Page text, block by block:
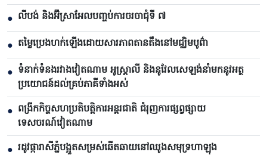
● លីបង់ និងអ៊ីស្រាអែលបញ្ចប់ការចរចាជុំទី ៧​
● តម្លៃប្រេងហក់ឡើងដោយសារភាពតានតឹងនៅមជ្ឈិមបូព៌ា
● ទំនាក់ទំនងរវាងវៀតណាម អូស្ត្រាលី និងនូវែលសេឡង់នាំមកនូវអត្ថ
ប្រយោជន៍ដល់គ្រប់ភាគីទាំងអស់
● ពង្រីកកិច្ចសហប្រតិបត្តិការអន្តរជាតិ ជំរុញការផ្សព្វផ្សាយ
ទេសចរណ៍វៀតណាម
● រដូវផ្ការាសីភ្នំបង្អួតសម្រស់ឆើតឆាយនៅឈូងសមុទ្រហាឡុង